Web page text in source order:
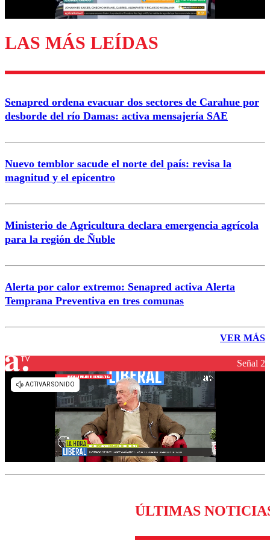
Enviar comentario
LAS MÁS LEÍDAS
Senapred ordena evacuar dos sectores de Carahue por
desborde del río Damas: activa mensajería SAE
Nuevo temblor sacude el norte del país: revisa la
magnitud y el epicentro
Ministerio de Agricultura declara emergencia agrícola
para la región de Ñuble
Alerta por calor extremo: Senapred activa Alerta
Temprana Preventiva en tres comunas
VER MÁS
Señal 2
ÚLTIMAS